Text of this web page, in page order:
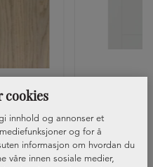
cookies
innhold og annonser et
og for å
informasjon om hvordan du
våre innen sosiale medier,